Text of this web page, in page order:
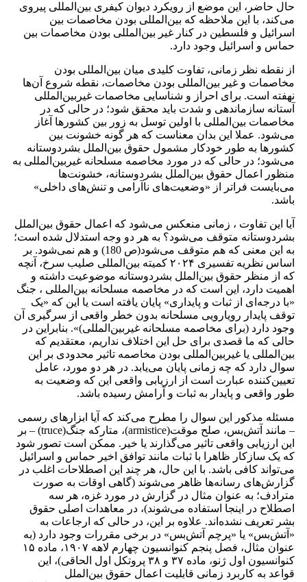
حال حاضر، این موضع از رویکرد دیوان کیفری بین‌المللی پیروی
می‌کند، با این ملاحظه که بین‌المللی بودن مخاصمات بین
اسرائیل و فلسطین در کنار غیر بین‌المللی بودن مخاصمات بین
حماس و اسرائیل وجود دارد.
از نقطه ‌نظر زمانی، تفاوت کلیدی میان بین‌المللی بودن
مخاصمات و غیر بین‌المللی بودن مخاصمات، نقطه شروع آن‌ها
نهفته است. برای احراز و شناسایی مخاصمات غیربین‌المللی
آستانه سازماندهی و شدت باید محقق شود؛ در حالی که در
مخاصمات بین‌المللی با اولین توسل به زور بین کشورها آغاز
می‌شود. عملا این بدان معناست که هر گونه خشونت بین
کشورها به طور خودکار مشمول حقوق بین‌الملل بشردوستانه
می‌شود؛ در حالی که در مورد مخاصمه مسلحانه غیربین‌المللی به
منظور اعمال حقوق بین‌الملل بشردوستانه، خشونت‌ها
می‌بایست فراتر از «وضعیت‌های ناآرامی و تنش‌های داخلی»
باشد.
آیا این تفاوت ، زمانی منعکس می‌شود که اعمال حقوق بین‌الملل
بشردوستانه متوقف می‌شود؟ به هر دو وجه استدلال شده است؛
به این معنی که هم متوقف می‌شود(ص 180) و هم نمی‌شود. بر
اساس نظریه تفسیری ۲۰۲۴ کمیته بین‌المللی صلیب سرخ، آنچه
که از منظر حقوق بین‌الملل بشردوستانه موضوعیت داشته و
اهمیت دارد، این است که در مخاصمه مسلحانه بین‌المللی ، جنگ
«با درجه‌ای از ثبات و پایداری» پایان یافته است یا این که «یک
توقف پایدار رویارویی مسلحانه بدون خطر واقعی از سرگیری آن
وجود دارد (برای مخاصمه مسلحانه غیربین‌المللی)». بنابراین در
حالی که ما قصدی برای حل این اختلاف نداریم، معتقدیم که
بین‌المللی‌ یا غیربین‌المللی بودن مخاصمه تاثیر محدودی بر این
سوال دارد که چه زمانی پایان می‌یابد. در هر دو مورد، عامل
تعیین‌کننده عبارت است از ارزیابی واقعی این که وضعیت به
طور واقعی و پایدار به ثبات و آرامش رسیده باشد.
مسئله مذکور این سوال را مطرح می‌کند که آیا ابزارهای رسمی
– مانند آتش‌بس، صلح موقت(armistice)، متارکه جنگ(truce) – بر
این ارزیابی واقعی تاثیر می‌گذارند یا خیر. ممکن است تصور شود
که یک سازکار ظاهرا با ثبات مانند توافق اخیر حماس و اسرائیل
می‌تواند کافی باشد. با این حال، هر چند این اصطلاحات اغلب در
گزارش‌های رسانه‌ها ظاهر می‌شوند (گاهی اوقات به صورت
مترادف؛ به عنوان مثال در گزارش در مورد غزه، هر سه
اصطلاح در اینجا استفاده می‌شوند)، در معاهدات اصلی حقوق
بشر تعریف نشده‌اند. علاوه بر این، در حالی که ارجاعات به
«آتش‌بس» یا «پرچم آتش‌بس» در برخی مقررات وجود دارد (به
عنوان مثال، فصل پنجم کنوانسیون چهارم لاهه ۱۹۰۷، ماده ۱۵
کنوانسیون اول ژنو، ماده ۳۷ و ۳۸ پروتکل اول الحاقی)، این
قواعد به کاربرد زمانی قابلیت اعمال حقوق بین‌الملل